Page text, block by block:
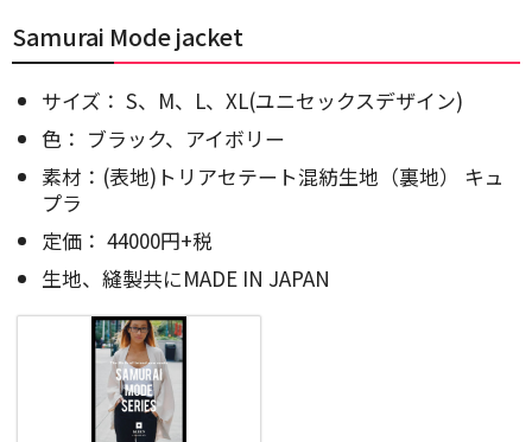
Samurai Mode jacket
サイズ： S、M、L、XL(ユニセックスデザイン)
色： ブラック、アイボリー
素材：(表地)トリアセテート混紡生地（裏地） キュ
プラ
定価： 44000円+税
生地、縫製共にMADE IN JAPAN